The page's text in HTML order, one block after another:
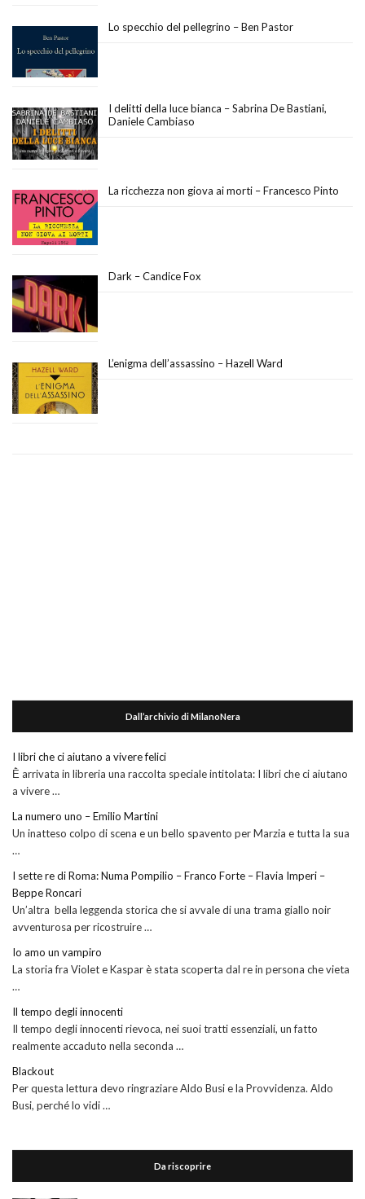
Lo specchio del pellegrino – Ben Pastor
I delitti della luce bianca – Sabrina De Bastiani,
Daniele Cambiaso
La ricchezza non giova ai morti – Francesco Pinto
Dark – Candice Fox
L’enigma dell’assassino – Hazell Ward
Dall’archivio di MilanoNera
I libri che ci aiutano a vivere felici
Ḕ arrivata in libreria una raccolta speciale intitolata: I libri che ci aiutano
a vivere …
La numero uno – Emilio Martini
Un inatteso colpo di scena e un bello spavento per Marzia e tutta la sua
…
I sette re di Roma: Numa Pompilio – Franco Forte – Flavia Imperi –
Beppe Roncari
Un’altra bella leggenda storica che si avvale di una trama giallo noir
avventurosa per ricostruire …
Io amo un vampiro
La storia fra Violet e Kaspar è stata scoperta dal re in persona che vieta
…
Il tempo degli innocenti
Il tempo degli innocenti rievoca, nei suoi tratti essenziali, un fatto
realmente accaduto nella seconda …
Blackout
Per questa lettura devo ringraziare Aldo Busi e la Provvidenza. Aldo
Busi, perché lo vidi …
Da riscoprire